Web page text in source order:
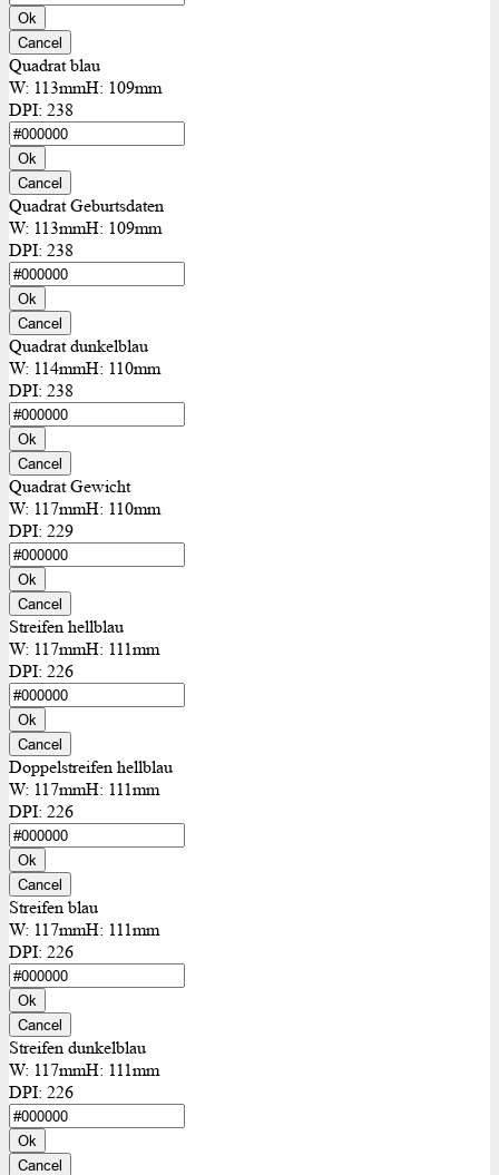
Ok
Cancel
Quadrat blau
W: 113mmH: 109mm
DPI: 238
Ok
Cancel
Quadrat Geburtsdaten
W: 113mmH: 109mm
DPI: 238
Ok
Cancel
Quadrat dunkelblau
W: 114mmH: 110mm
DPI: 238
Ok
Cancel
Quadrat Gewicht
W: 117mmH: 110mm
DPI: 229
Ok
Cancel
Streifen hellblau
W: 117mmH: 111mm
DPI: 226
Ok
Cancel
Doppelstreifen hellblau
W: 117mmH: 111mm
DPI: 226
Ok
Cancel
Streifen blau
W: 117mmH: 111mm
DPI: 226
Ok
Cancel
Streifen dunkelblau
W: 117mmH: 111mm
DPI: 226
Ok
Cancel